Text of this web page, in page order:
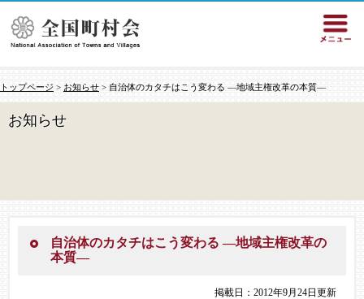
トップページ > お知らせ > 自治体のカタチはこう変わる ―地域主権改革の本質―
お知らせ
自治体のカタチはこう変わる ―地域主権改革の
本質―
掲載日：2012年9月24日更新